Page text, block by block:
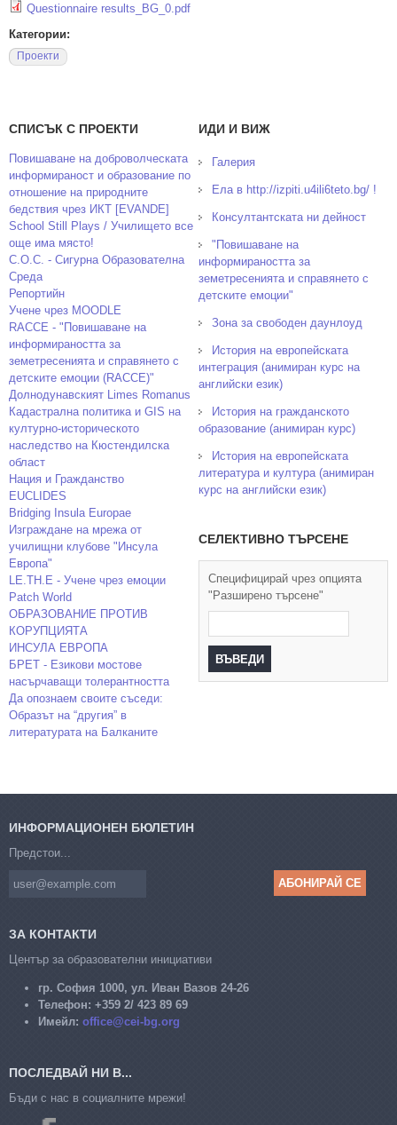
Questionnaire results_BG_0.pdf
Категории:
Проекти
СПИСЪК С ПРОЕКТИ
Повишаване на доброволческата
информираност и образование по
отношение на природните
бедствия чрез ИКТ [EVANDE]
School Still Plays / Училището все
още има място!
С.О.С. - Сигурна Образователна
Среда
Репортийн
Учене чрез MOODLE
RACCE - "Повишаване на
информираността за
земетресенията и справянето с
детските емоции (RACCE)"
Долнодунавският Limes Romanus
Кадастрална политика и GIS на
културно-историческото
наследство на Кюстендилска
област
Нация и Гражданство
EUCLIDES
Bridging Insula Europae
Изграждане на мрежа от
училищни клубове "Инсула
Европа"
LE.TH.E - Учене чрез емоции
Patch World
ОБРАЗОВАНИЕ ПРОТИВ
КОРУПЦИЯТА
ИНСУЛА ЕВРОПА
БРЕТ - Езикови мостове
насърчаващи толерантността
Да опознаем своите съседи:
Образът на “другия” в
литературата на Балканите
ИДИ И ВИЖ
Галерия
Ела в http://izpiti.u4ili6teto.bg/ !
Консултантската ни дейност
"Повишаване на
информираността за
земетресенията и справянето с
детските емоции"
Зона за свободен даунлоуд
История на европейската
интеграция (анимиран курс на
английски език)
История на гражданското
образование (анимиран курс)
История на европейската
литература и култура (анимиран
курс на английски език)
СЕЛЕКТИВНО ТЪРСЕНЕ
Специфицирай чрез опцията
"Разширено търсене"
ИНФОРМАЦИОНЕН БЮЛЕТИН
Предстои...
ЗА КОНТАКТИ
Център за образователни инициативи
гр. София 1000, ул. Иван Вазов 24-26
Телефон: +359 2/ 423 89 69
Имейл: office@cei-bg.org
ПОСЛЕДВАЙ НИ В...
Бъди с нас в социалните мрежи!